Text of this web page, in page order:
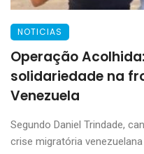
NOTICIAS
Operação
solidariedade na
Venezuela
Segundo Daniel Trindade,
crise migratória venezuelana